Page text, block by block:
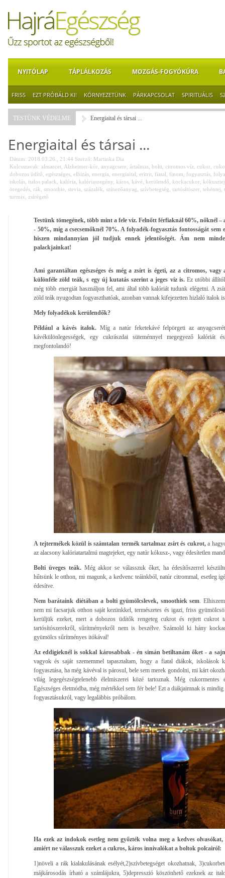
NYITÓLAP TÁPLÁLKOZÁS MOZGÁS-FOGYÓKÚRA
FRISS EZT PRÓBÁLD KI! KÖRNYEZETÜNK PÁRKAPCSOLAT SPIRITUÁLIS
TESTÜNK VÉDELME Energiaital és társai ...
Energiaital és társai ...
Dátum: 2018.03.26., 21:44 Szerző: Martinka Dia
Kulcsszavak: almaecet Alzheimer-kór anyagcsere ártalmas bolti citromos víz cukor
dobozos üdítő egészséges elhízás energia energiaital eritrit fiatal finom fogyasztás
iskolás italos palack kalória kalóriaszegény káros kávé kerülendő kockacukor kókusztej
öregedés rák smoothie stevia százalék színezőanyag szívbetegség tartósítószer tehéntej
turmix zsírégető
Testünk tömegének, több mint a fele víz. Felnőtt férfiaknál 60%, nőknél –
- 50%, míg a csecsemőknél 70%. A folyadék-fogyasztás fontosságát
hiszen mindannyian jól tudjuk ennek jelentőségét. Ám nem
palackjainkat!
Ami garantáltan egészséges és még a zsírt is égeti, az a citromos, vagy
különféle zöld teák, s egy új kutatás szerint a jeges víz is.Ez utóbbi
még több energiát használjon fel, ami által több kalóriát tudunk elégetni. A
zöld teák nyugodtan fogyaszthatóak, azonban vannak kifejezetten hizlaló italok
Mely folyadékok kerülendők?
Például a kávés italok. Míg a natúr feketekávé felpörgeti az
kávékülönlegességek, egy cukrászdai süteménnyel megegyező kalóriát
megfontolandó!
A tejtermékek közül is számtalan termék tartalmaz zsírt és cukrot,a
az alacsony kalóriatartalmú magtejeket, egy natúr kókusz-, vagy édesítetlen
Bolti üveges teák.Még akkor se válasszuk őket, ha édesítőszerrel
hűtsünk le otthon, mi magunk, a kedvenc teáinkból, natúr citrommal, esetleg
édesítve.
Nem barátaink diétában a bolti gyümölcslevek, smoothiek sem .
nem mi facsarjuk otthon saját kezünkkel, természetes és igazi, friss
kerüljük ezeket, mert a dobozos üdítők rengeteg cukrot és rejtett cukrot
tartósítószerekről, sűrítményekről nem is beszélve. Számold ki hány
gyümölcs sűrítményes itókával!
Az eddigieknél is sokkal károsabbak - én simán betiltanám őket - a
vagyok és saját szememmel tapasztaltam, hogy a fiatal diákok, iskolások
fogyasztása, ha még kávéval is párosul, bele sem merek gondolni, mi kárt
világ legegészségtelenebb élelmiszerei közé tartoznak. Még
Egészséges életmódba, még mértékkel sem fér bele! Ezt a diákjaimnak is
fogyasztásukról, vagy legalábbis próbálom.
Ha ezek az indokok esetleg nem győzték volna meg a kedves
amiért ne válasszuk ezeket a cukros, káros innivalókat a boltok polcairól:
1)növeli a rák kialakulásának esélyét,2)szívbetegséget okozhatnak,
májkárosodás írható a számlájukra, 5)depresszió köszönhető ezeknek az